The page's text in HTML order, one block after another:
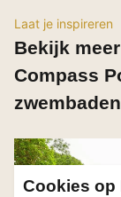
Technologie
Audio/Video
Thuisbioscoop
Domotica
Fitnessapparatuur
Laat je inspireren
Bekijk
Compass
zwembaden
Cookies op